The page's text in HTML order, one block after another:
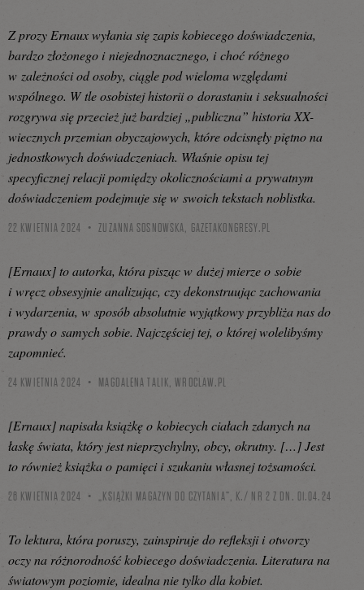
Z prozy Ernaux wyłania się zapis kobiecego doświadczenia,
bardzo złożonego i niejednoznacznego, i choć różnego
w zależności od osoby, ciągle pod wieloma względami
wspólnego. W tle osobistej historii o dorastaniu i seksualności
rozgrywa się przecież już bardziej „publiczna” historia XX-
wiecznych przemian obyczajowych, które odcisnęły piętno na
jednostkowych doświadczeniach. Właśnie opisu tej
specyficznej relacji pomiędzy okolicznościami a prywatnym
doświadczeniem podejmuje się w swoich tekstach noblistka.
22 KWIETNIA 2024 ZUZANNA SOSNOWSKA, GAZETAKONGRESY.PL
[Ernaux] to autorka, która pisząc w dużej mierze o sobie
i wręcz obsesyjnie analizując, czy dekonstruując zachowania
i wydarzenia, w sposób absolutnie wyjątkowy przybliża nas do
prawdy o samych sobie. Najczęściej tej, o której wolelibyśmy
zapomnieć.
24 KWIETNIA 2024 MAGDALENA TALIK,WROCLAW.PL
[Ernaux] napisała książkę o kobiecych ciałach zdanych na
łaskę świata, który jest nieprzychylny, obcy, okrutny. […] Jest
to również książka o pamięci i szukaniu własnej tożsamości.
26 KWIETNIA 2024 „KSIĄŻKI MAGAZYN DO CZYTANIA”, K./ NR 2 Z DN. 01.04.24
To lektura, która poruszy, zainspiruje do refleksji i otworzy
oczy na różnorodność kobiecego doświadczenia. Literatura na
światowym poziomie, idealna nie tylko dla kobiet.